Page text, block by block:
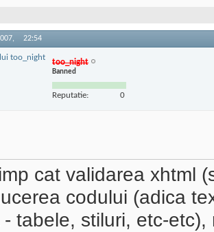
22:54
too_night
Banned
Reputatie: 0
cat validarea xhtml
codului (adica
- tabele, stiluri, etc-